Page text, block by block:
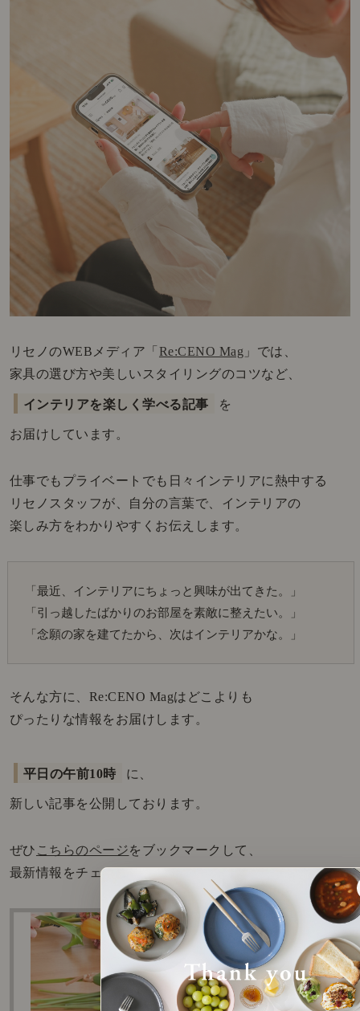
リセノのWEBメディア「 Re:CENO Mag 」では、
家具の選び方や美しいスタイリングのコツなど、
インテリアを楽しく学べる記事 を
お届けしています。
仕事でもプライベートでも日々インテリアに熱中する
リセノスタッフが、自分の言葉で、インテリアの
楽しみ方をわかりやすくお伝えします。
「最近、インテリアにちょっと興味が出てきた。」
「引っ越したばかりのお部屋を素敵に整えたい。」
「念願の家を建てたから、次はインテリアかな。」
そんな方に、Re:CENO Magはどこよりも
ぴったりな情報をお届けします。
平日の午前10時 に、
新しい記事を公開しております。
ぜひ こちらのページをブックマークして、
最新情報をチェックしてみてください！